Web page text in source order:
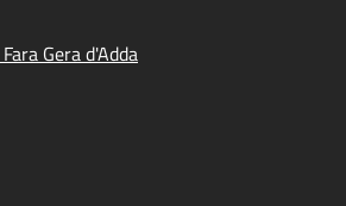
Gera d'Adda